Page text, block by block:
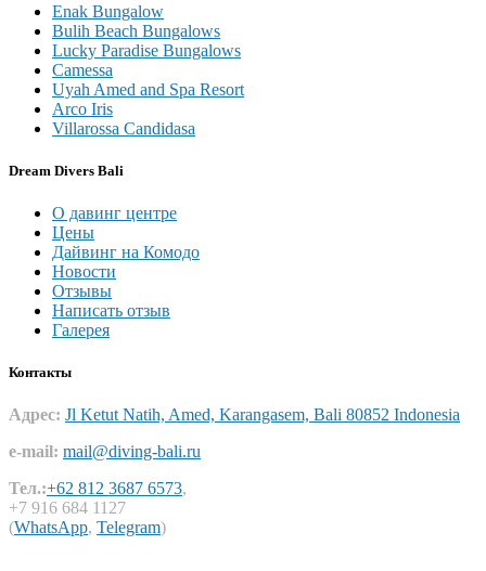
Enak Bungalow
Bulih Beach Bungalows
Lucky Paradise Bungalows
Camessa
Uyah Amed and Spa Resort
Arco Iris
Villarossa Candidasa
Dream Divers Bali
О давинг центре
Цены
Дайвинг на Комодо
Новости
Отзывы
Написать отзыв
Галерея
Контакты
Адрес: Jl Ketut Natih, Amed, Karangasem, Bali 80852 Indonesia
e-mail: mail@diving-bali.ru
Тел.:+62 812 3687 6573,
+7 916 684 1127
(WhatsApp, Telegram)